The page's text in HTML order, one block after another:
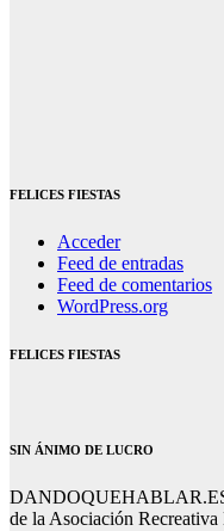
FELICES FIESTAS
Acceder
Feed de entradas
Feed de comentarios
WordPress.org
FELICES FIESTAS
SIN ÁNIMO DE LUCRO
DANDOQUEHABLAR.ES
de la Asociación